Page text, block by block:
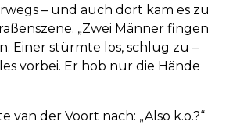
– und auch dort kam es zu
„Zwei Männer fingen
Einer stürmte los, schlug zu –
vorbei. Er hob nur die Hände
van der Voort nach: „Also k.o.?“